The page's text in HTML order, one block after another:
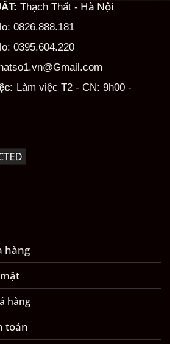
Thạch Thất - Hà Nội
0826.888.181
0395.604.220
Làm việc T2 - CN: 9h00 -
hàng
hàng
toán